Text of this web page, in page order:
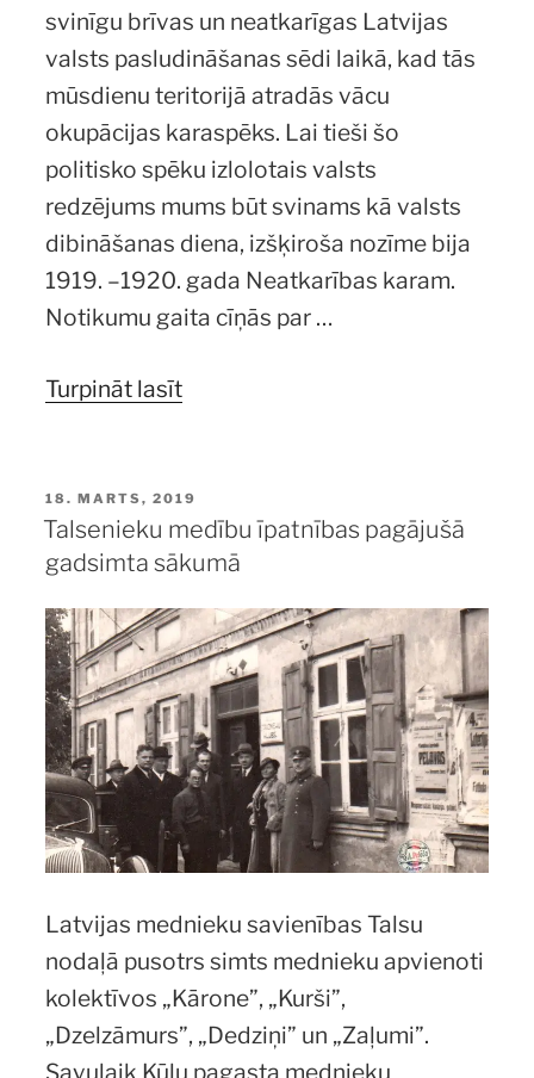
svinīgu brīvas un neatkarīgas Latvijas
valsts pasludināšanas sēdi laikā, kad tās
mūsdienu teritorijā atradās vācu
okupācijas karaspēks. Lai tieši šo
politisko spēku izlolotais valsts
redzējums mums būt svinams kā valsts
dibināšanas diena, izšķiroša nozīme bija
1919. –1920. gada Neatkarības karam.
Notikumu gaita cīņās par …
Turpināt lasīt“Armanda
dzimta
–
piemirstas
personības
Talsu
novada
vēsturē”
PUBLICĒTS
18. MARTS, 2019
Talsenieku medību īpatnības pagājušā
gadsimta sākumā
Latvijas mednieku savienības Talsu
nodaļā pusotrs simts mednieku apvienoti
kolektīvos „Kārone”, „Kurši”,
„Dzelzāmurs”, „Dedziņi” un „Zaļumi”.